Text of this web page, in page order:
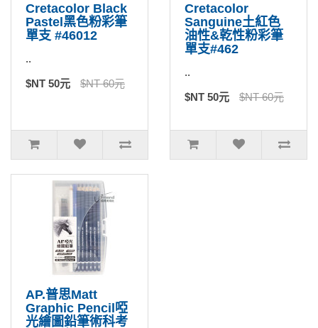
Cretacolor Black
Pastel黑色粉彩筆
單支 #46012
..
$NT 50元 $NT 60元
Cretacolor
Sanguine土紅色
油性&乾性粉彩筆
單支#462
..
$NT 50元 $NT 60元
AP.普思Matt
Graphic Pencil啞
光繪圖鉛筆術科考